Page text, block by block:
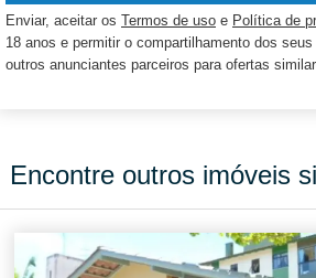
Enviar, aceitar os Termos de uso e Política de
18 anos e permitir o compartilhamento dos
outros anunciantes parceiros para ofertas
Encontre outros imóveis